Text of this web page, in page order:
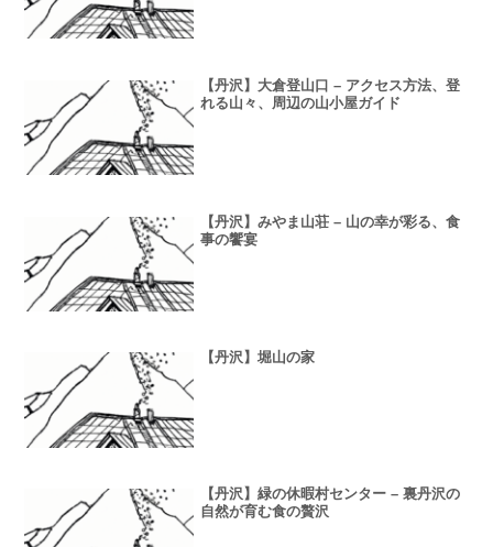
【丹沢】大倉登山口 – アクセス方法、登
れる山々、周辺の山小屋ガイド
【丹沢】みやま山荘 – 山の幸が彩る、食
事の饗宴
【丹沢】堀山の家
【丹沢】緑の休暇村センター – 裏丹沢の
自然が育む食の贅沢